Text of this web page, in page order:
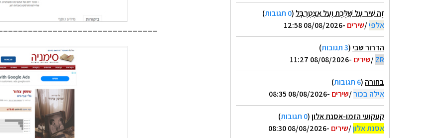
זֶה שִׁיר עַל שַׁלֶּכֶת וְעַל אִצְטְרֻבָּל (0 תגובות
)
אלפי/שירים -08/08/2026 12:58
הדרור שבי(3 תגובות
)
ZR
/שירים -08/08/2026 11:27
בחורה (6 תגובות
)
אילה בכור/שירים -08/08/2026 08:35
קעקועי הזמו-אסנת אלון(0 תגובות
)
אסנת אלון/שירים -08/08/2026 08:30